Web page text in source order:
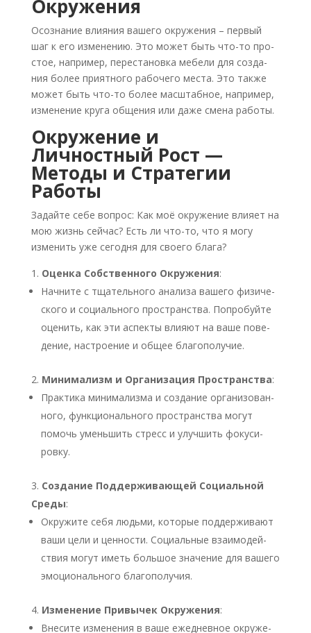
Окружения
Осо­зна­ние вли­я­ния ваше­го окру­же­ния – пер­вый
шаг к его изме­не­нию. Это может быть что-то про­
стое, напри­мер, пере­ста­нов­ка мебе­ли для созда­
ния более при­ят­но­го рабо­че­го места. Это так­же
может быть что-то более мас­штаб­ное, напри­мер,
изме­не­ние кру­га обще­ния или даже сме­на рабо­ты.
Окружение и
Личностный Рост —
Методы и Стратегии
Работы
Задай­те себе вопрос: Как моё окру­же­ние вли­я­ет на
мою жизнь сей­час? Есть ли что-то, что я могу
изме­нить уже сего­дня для сво­е­го бла­га?
Оцен­ка Соб­ствен­но­го Окру­же­ния:
Нач­ни­те с тща­тель­но­го ана­ли­за ваше­го физи­че­
ско­го и соци­аль­но­го про­стран­ства. Попро­буй­те
оце­нить, как эти аспек­ты вли­я­ют на ваше пове­
де­ние, настро­е­ние и общее бла­го­по­лу­чие.
Мини­ма­лизм и Орга­ни­за­ция Про­стран­ства:
Прак­ти­ка мини­ма­лиз­ма и созда­ние орга­ни­зо­ван­
но­го, функ­ци­о­наль­но­го про­стран­ства могут
помочь умень­шить стресс и улуч­шить фоку­си­
ров­ку.
Созда­ние Под­дер­жи­ва­ю­щей Соци­аль­ной
Сре­ды:
Окру­жи­те себя людь­ми, кото­рые под­дер­жи­ва­ют
ваши цели и цен­но­сти. Соци­аль­ные вза­и­мо­дей­
ствия могут иметь боль­шое зна­че­ние для ваше­го
эмо­ци­о­наль­но­го бла­го­по­лу­чия.
Изме­не­ние При­вы­чек Окру­же­ния:
Вне­си­те изме­не­ния в ваше еже­днев­ное окру­же­